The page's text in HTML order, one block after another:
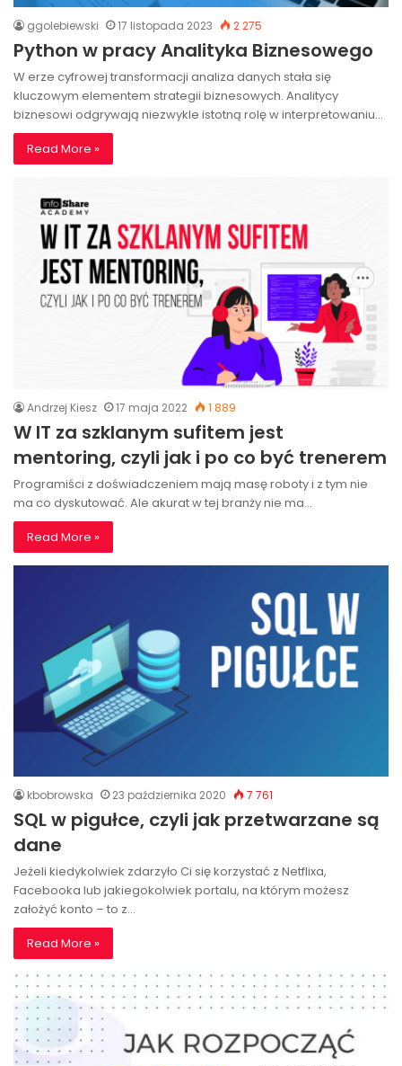
ggolebiewski 17 listopada 2023 2 275
Python w pracy Analityka Biznesowego
W erze cyfrowej transformacji analiza danych stała się
kluczowym elementem strategii biznesowych. Analitycy
biznesowi odgrywają niezwykle istotną rolę w interpretowaniu…
Read More »
Andrzej Kiesz 17 maja 2022 1 889
W IT za szklanym sufitem jest
mentoring, czyli jak i po co być trenerem
Programiści z doświadczeniem mają masę roboty i z tym nie
ma co dyskutować. Ale akurat w tej branży nie ma…
Read More »
kbobrowska 23 października 2020 7 761
SQL w pigułce, czyli jak przetwarzane są
dane
Jeżeli kiedykolwiek zdarzyło Ci się korzystać z Netflixa,
Facebooka lub jakiegokolwiek portalu, na którym możesz
założyć konto – to z…
Read More »